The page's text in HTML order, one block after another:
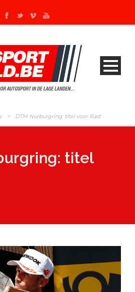
> DTM Nürburgring: titel voor Rast
titel